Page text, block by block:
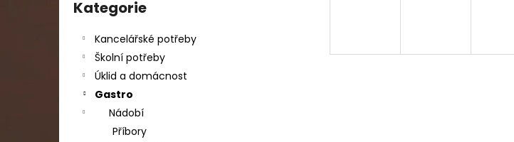
kategorie
Kategorie
Kancelářské potřeby
Školní potřeby
Úklid a domácnost
Gastro
Nádobí
Příbory
DAHLE LAMINÁTOR 70103, A3, 2 VÁLCE
Původně: 2 667 Kč